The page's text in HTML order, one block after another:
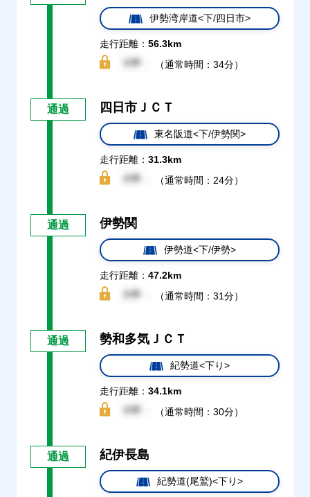
伊勢湾岸道<下/四日市>
走行距離： 56.3km
（通常時間：34分）
通過 四日市ＪＣＴ
東名阪道<下/伊勢関>
走行距離： 31.3km
（通常時間：24分）
通過 伊勢関
伊勢道<下/伊勢>
走行距離： 47.2km
（通常時間：31分）
通過 勢和多気ＪＣＴ
紀勢道<下り>
走行距離： 34.1km
（通常時間：30分）
通過 紀伊長島
紀勢道(尾鷲)<下り>